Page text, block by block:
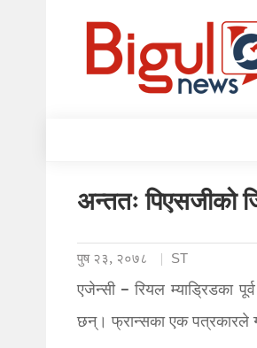
अन्ततः पिएसजीको
पुष २३, २०७८ ST
एजेन्सी – रियल म्याड्रिडका
छन्। फ्रान्सका एक पत्रकारले